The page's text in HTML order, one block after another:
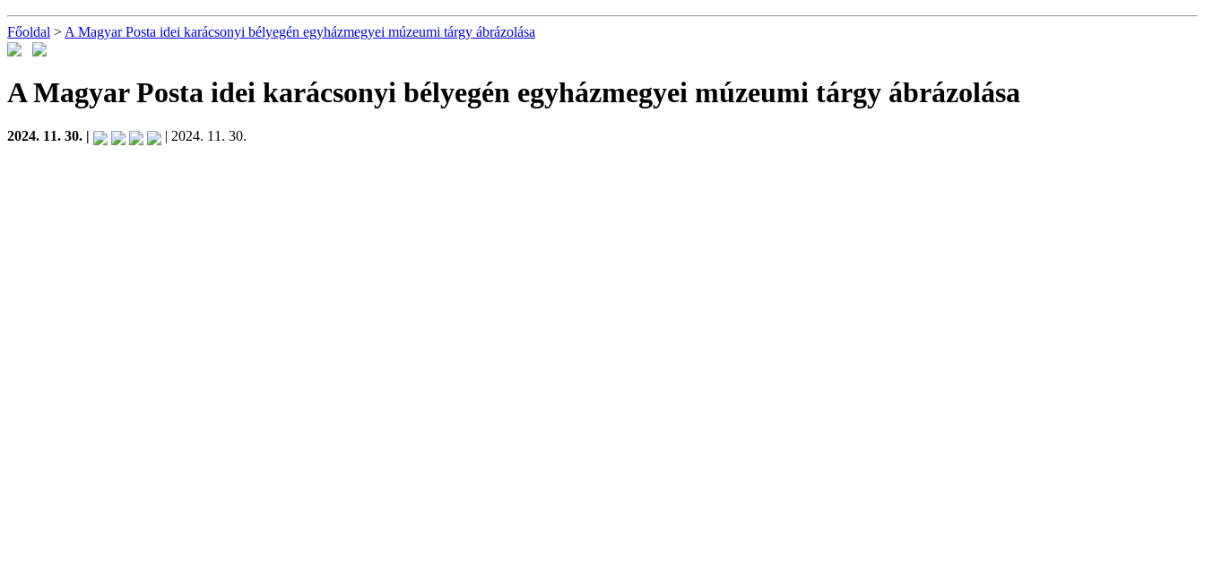
Főoldal > A Magyar Posta idei karácsonyi bélyegén egyházmegyei múzeumi tárgy ábrázolása
A Magyar Posta idei karácsonyi bélyegén egyházmegyei múzeumi tárgy ábrázolása
2024. 11. 30. | | 2024. 11. 30.